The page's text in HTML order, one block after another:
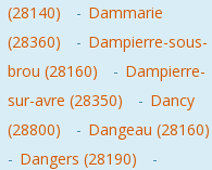
(28140)
- Dammarie
(28360)
- Dampierre-sous-
brou (28160)
- Dampierre-
sur-avre (28350)
- Dancy
(28800)
- Dangeau (28160)
- Dangers (28190)
-